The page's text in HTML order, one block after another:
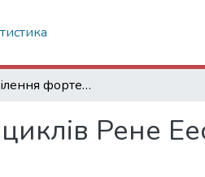
Звукове втілення фортепіанних циклів Рене Ееспере : досвід виконавського аналізу
Рене